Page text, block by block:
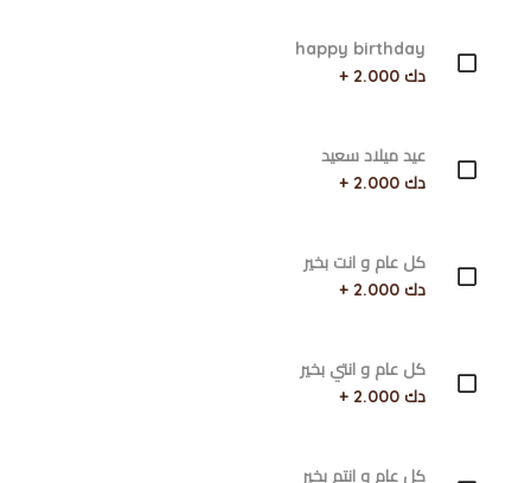
happy birthday
دك 2.000 +
عيد ميلاد سعيد
دك 2.000 +
كل عام و انت بخير
دك 2.000 +
كل عام و انتي بخير
دك 2.000 +
كل عام و انتم بخير